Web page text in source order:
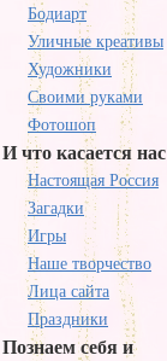
Бодиарт
Уличные креативы
Художники
Своими руками
Фотошоп
И что касается нас
Настоящая Россия
Загадки
Игры
Наше творчество
Лица сайта
Праздники
Познаем себя и